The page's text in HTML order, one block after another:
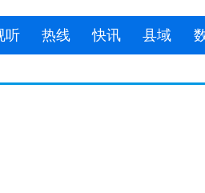
听 热线 快讯 县域